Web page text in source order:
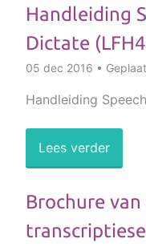
Handleiding
Dictate
05 dec 2016 •
Handleiding
Lees verder
Brochure